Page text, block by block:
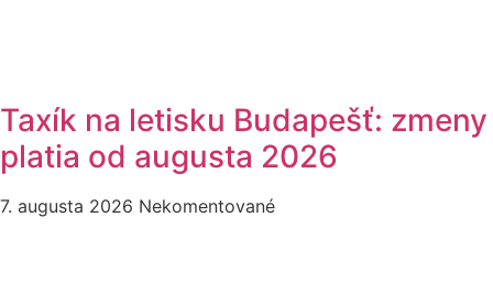
Taxík na letisku Budapešť: zmeny
platia od augusta 2026
7. augusta 2026 Nekomentované